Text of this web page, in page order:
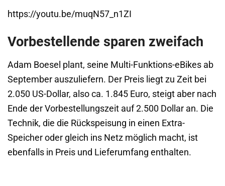
https://youtu.be/muqN57_n1ZI
Vorbestellende sparen zweifach
Adam Boesel plant, seine Multi-Funktions-eBikes ab
September auszuliefern. Der Preis liegt zu Zeit bei
2.050 US-Dollar, also ca. 1.845 Euro, steigt aber nach
Ende der Vorbestellungszeit auf 2.500 Dollar an. Die
Technik, die die Rückspeisung in einen Extra-
Speicher oder gleich ins Netz möglich macht, ist
ebenfalls in Preis und Lieferumfang enthalten.